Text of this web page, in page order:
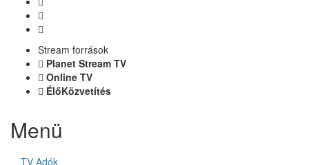
Stream források
Planet Stream TV
Online TV
ÉlőKözvetítés
Menü
TV Adók